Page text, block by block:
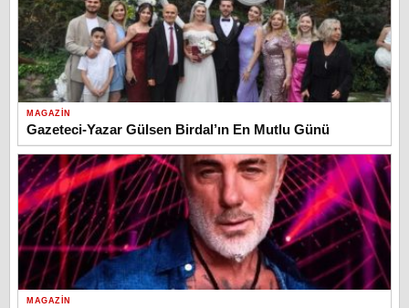
MAGAZIN
Gazeteci-Yazar Gülsen Birdal’ın En Mutlu Günü
MAGAZIN